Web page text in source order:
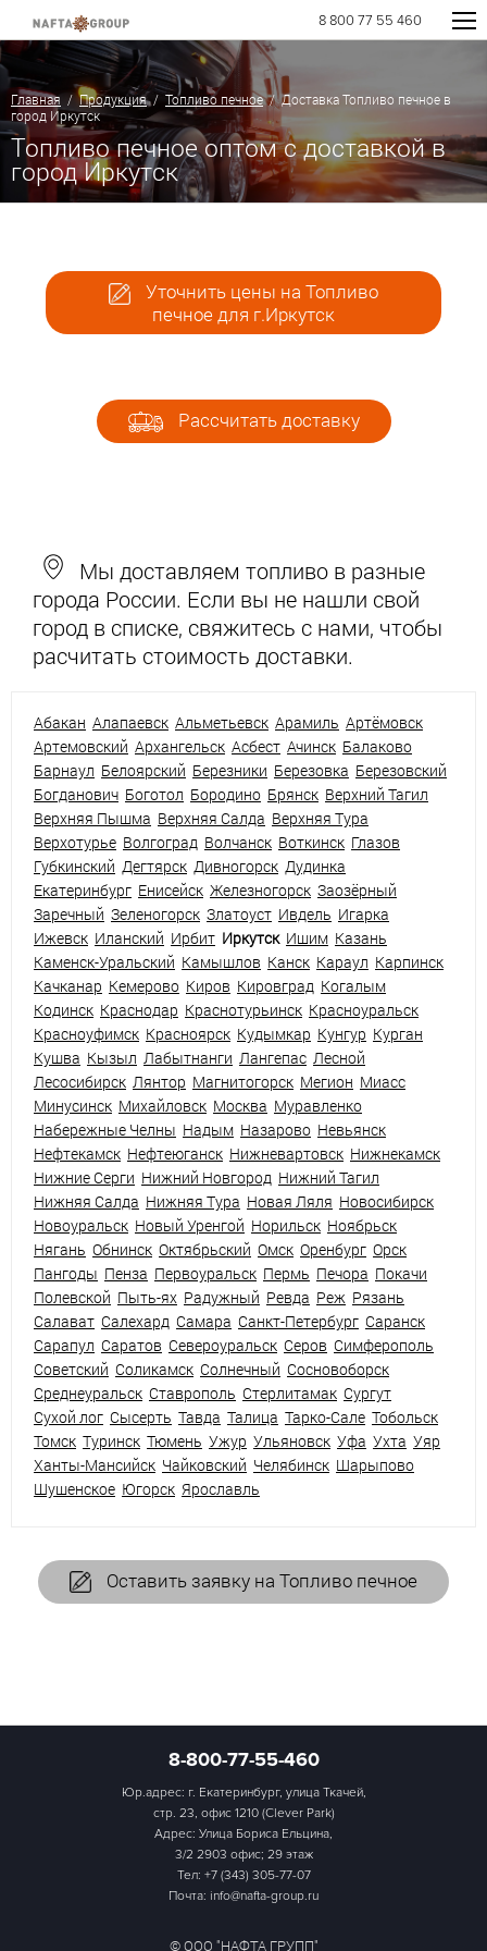
8 800 77 55 460
Главная /Продукция/ Топливо печное/ Доставка Топливо печное в
город Иркутск
Топливо печное оптом с доставкой в
город Иркутск
Уточнить цены на Топливо
печное для г.Иркутск
Рассчитать доставку
Мы доставляем топливо в разные
города России. Если вы не нашли свой
город в списке, свяжитесь с нами, чтобы
расчитать стоимость доставки.
Абакан Алапаевск Альметьевск Арамиль Артёмовск
Артемовский Архангельск Асбест Ачинск Балаково
Барнаул Белоярский Березники Березовка Березовский
Богданович Боготол Бородино Брянск Верхний Тагил
Верхняя Пышма Верхняя Салда Верхняя Тура
Верхотурье Волгоград Волчанск Воткинск Глазов
Губкинский Дегтярск Дивногорск Дудинка
Екатеринбург Енисейск Железногорск Заозёрный
Заречный Зеленогорск Златоуст Ивдель Игарка
Ижевск Иланский Ирбит Иркутск Ишим Казань
Каменск-Уральский Камышлов Канск Караул Карпинск
Качканар Кемерово Киров Кировград Когалым
Кодинск Краснодар Краснотурьинск Красноуральск
Красноуфимск Красноярск Кудымкар Кунгур Курган
Кушва Кызыл Лабытнанги Лангепас Лесной
Лесосибирск Лянтор Магнитогорск Мегион Миасс
Минусинск Михайловск Москва Муравленко
Набережные Челны Надым Назарово Невьянск
Нефтекамск Нефтеюганск Нижневартовск Нижнекамск
Нижние Серги Нижний Новгород Нижний Тагил
Нижняя Салда Нижняя Тура Новая Ляля Новосибирск
Новоуральск Новый Уренгой Норильск Ноябрьск
Нягань Обнинск Октябрьский Омск Оренбург Орск
Пангоды Пенза Первоуральск Пермь Печора Покачи
Полевской Пыть-ях Радужный Ревда Реж Рязань
Салават Салехард Самара Санкт-Петербург Саранск
Сарапул Саратов Североуральск Серов Симферополь
Советский Соликамск Солнечный Сосновоборск
Среднеуральск Ставрополь Стерлитамак Сургут
Сухой лог Сысерть Тавда Талица Тарко-Сале Тобольск
Томск Туринск Тюмень Ужур Ульяновск Уфа Ухта Уяр
Ханты-Мансийск Чайковский Челябинск Шарыпово
Шушенское Югорск Ярославль
Оставить заявку на Топливо печное
8-800-77-55-460
Юр.адрес: г. Екатеринбург, улица Ткачей,
стр. 23, офис 1210 (Clever Park)
Адрес: Улица Бориса Ельцина,
3/2 2903 офис; 29 этаж
Тел: +7 (343) 305-77-07
Почта: info@nafta-group.ru
© ООО "НАФТА ГРУПП"